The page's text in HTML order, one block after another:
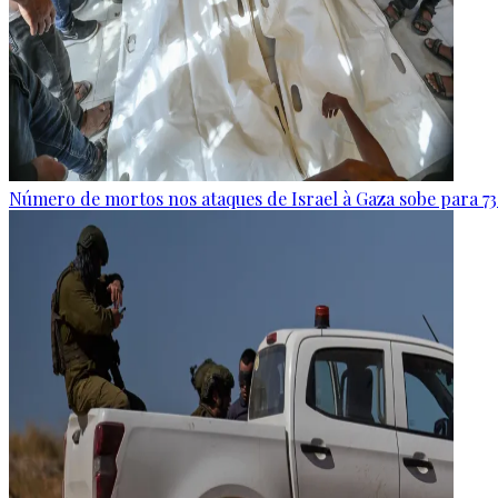
Número de mortos nos ataques de Israel à Gaza sobe para